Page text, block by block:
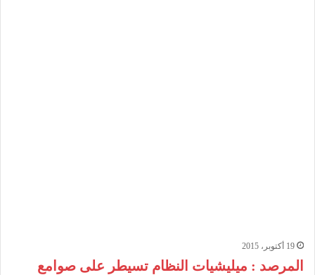
19 أكتوبر، 2015
المرصد : ميليشيات النظام تسيطر على صوامع